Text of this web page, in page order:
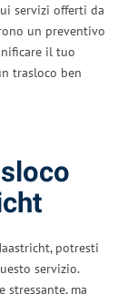
servizi offerti da
un preventivo
il tuo
trasloco ben
potresti
servizio.
stressante, ma